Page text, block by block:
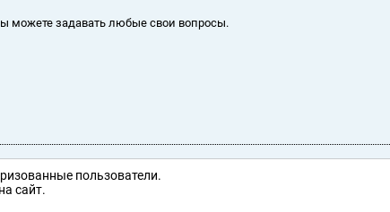
можете задавать любые свои вопросы.
пользователи.
сайт.